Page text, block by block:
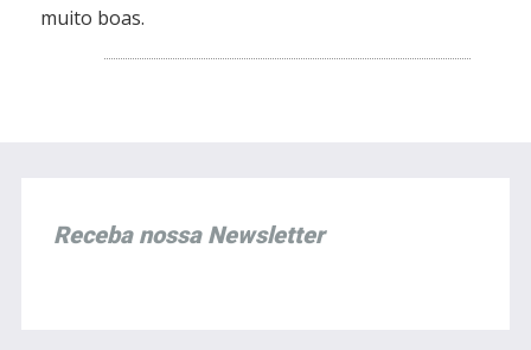
muito boas.
Receba nossa Newsletter